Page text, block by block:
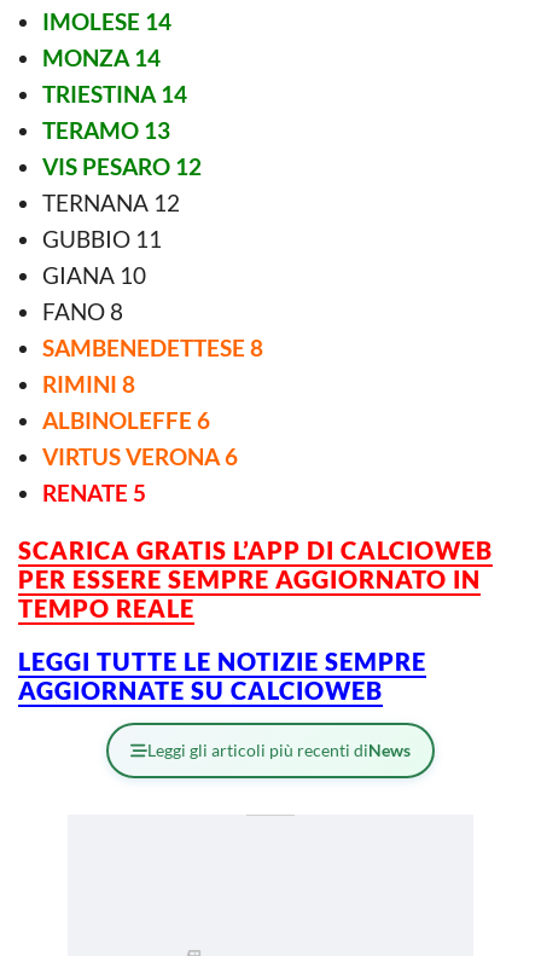
IMOLESE 14
MONZA 14
TRIESTINA 14
TERAMO 13
VIS PESARO 12
TERNANA 12
GUBBIO 11
GIANA 10
FANO 8
SAMBENEDETTESE 8
RIMINI 8
ALBINOLEFFE 6
VIRTUS VERONA 6
RENATE 5
SCARICA GRATIS L’APP DI CALCIOWEB
PER ESSERE SEMPRE AGGIORNATO IN
TEMPO REALE
LEGGI TUTTE LE NOTIZIE SEMPRE
AGGIORNATE SU CALCIOWEB
Leggi gli articoli più recenti diNews